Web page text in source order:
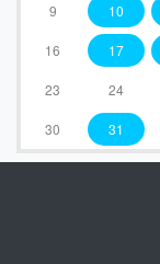
9 10
16 17
23 24
30 31